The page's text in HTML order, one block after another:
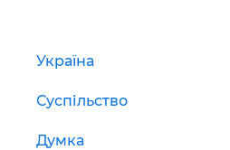
Україна
Суспільство
Думка